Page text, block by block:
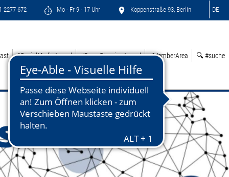
2277 672 Mo - Fr 9 - 17 Uhr Koppenstraße 93, Berlin DE
#SocialMediaAward #GreenSleepingAward #MemberArea 🔍 #suche